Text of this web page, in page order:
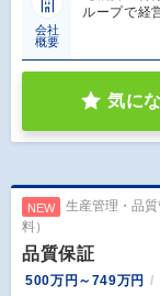
会社
概要
ループで経
気に
NEW
生産管理・品
料）
品質保証
500万円～749万円